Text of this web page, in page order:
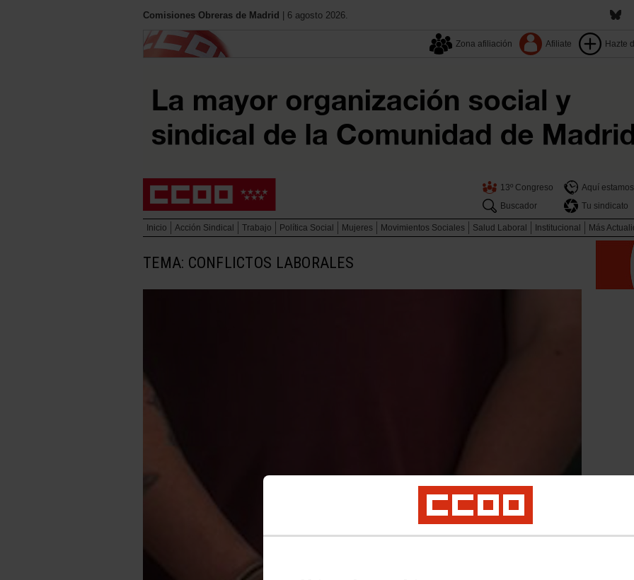
Comisiones Obreras de Madrid | 6 agosto 2026.
Zona afiliación Afiliate Hazte
13º Congreso Aquí estamos
Buscador
Tu sindicato
Inicio Acción Sindical Trabajo Política Social Mujeres Movimientos Sociales Salud Laboral Institucional Más
TEMA: CONFLICTOS LABORALES